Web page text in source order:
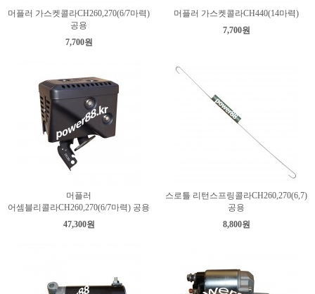
머플러 가스켓콜라CH260,270(6/7마력)
공용
7,700원
머플러 가스켓콜라CH440(14마력)
7,700원
머플러
어셈블리콜라CH260,270(6/7마력) 공용
47,300원
스로틀 리턴스프링콜라CH260,270(6,7)
공용
8,800원